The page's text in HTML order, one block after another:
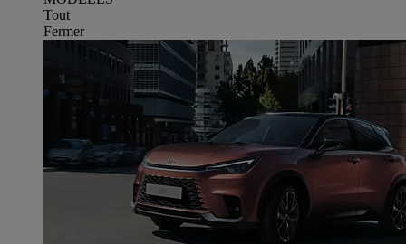
Tout
Fermer